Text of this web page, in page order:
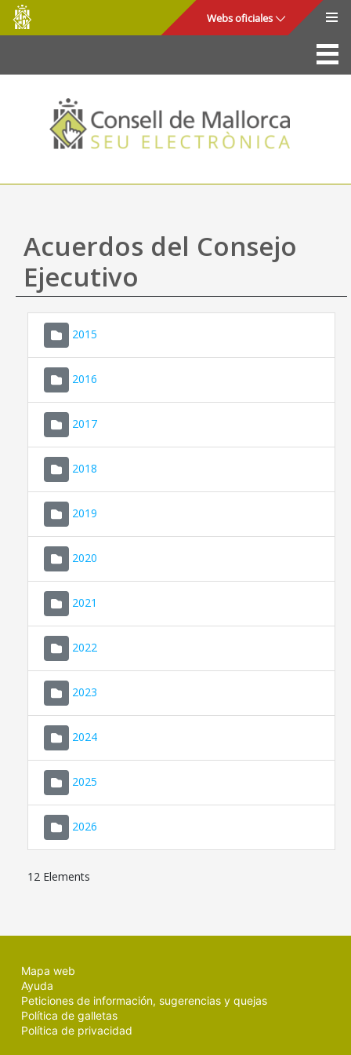
Saltar al contenido principal
Consell
de
Mallorca
Webs oficiales
La Sede
Consejo de Mallorca
Acceso y seguridad
Utilidades
Mapa web
Ayuda
Acuerdos del Consejo
Ejecutivo
2015
2016
2017
2018
2019
2020
2021
2022
2023
2024
2025
2026
12 Elements
Mapa web
Ayuda
Peticiones de información, sugerencias y quejas
Política de galletas
Política de privacidad